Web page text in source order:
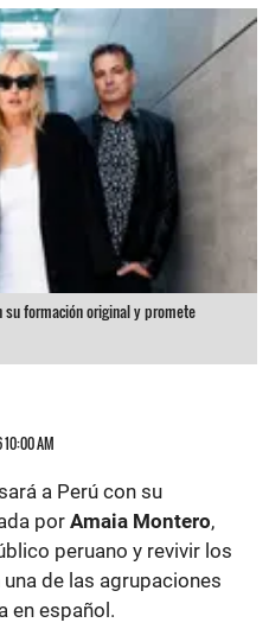
su formación original y promete
AM
a Perú con su
por Amaia Montero,
peruano y revivir los
de las agrupaciones
en español.